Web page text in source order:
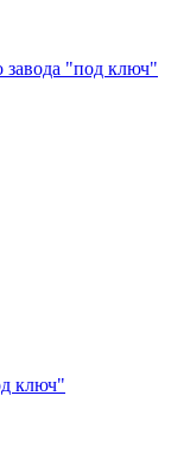
завода "под ключ"
ключ"